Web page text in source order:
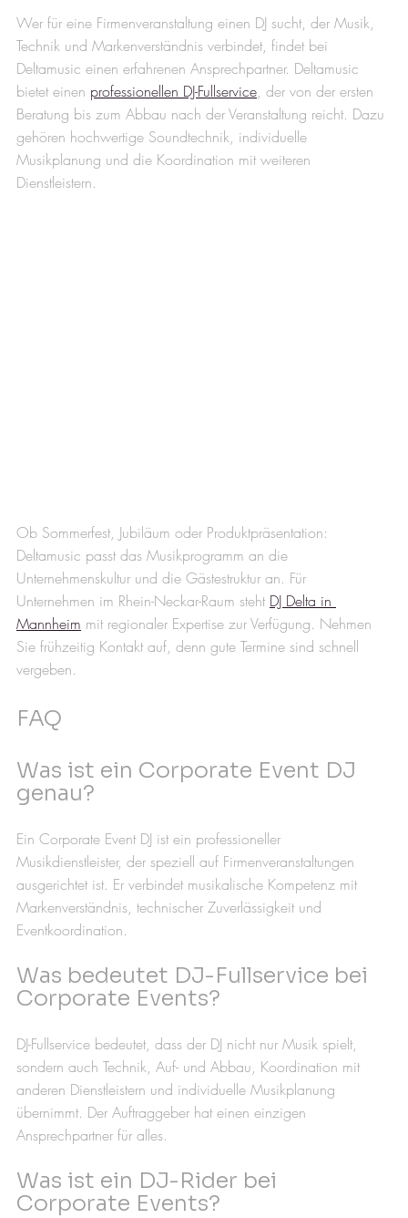
Wer für eine Firmenveranstaltung einen DJ sucht, der Musik,
Technik und Markenverständnis verbindet, findet bei
Deltamusic einen erfahrenen Ansprechpartner. Deltamusic
bietet einen professionellen DJ-Fullservice, der von der ersten
Beratung bis zum Abbau nach der Veranstaltung reicht. Dazu
gehören hochwertige Soundtechnik, individuelle
Musikplanung und die Koordination mit weiteren
Dienstleistern.
Ob Sommerfest, Jubiläum oder Produktpräsentation:
Deltamusic passt das Musikprogramm an die
Unternehmenskultur und die Gästestruktur an. Für
Unternehmen im Rhein-Neckar-Raum steht DJ Delta in
Mannheim mit regionaler Expertise zur Verfügung. Nehmen
Sie frühzeitig Kontakt auf, denn gute Termine sind schnell
vergeben.
FAQ
Was ist ein Corporate Event DJ
genau?
Ein Corporate Event DJ ist ein professioneller
Musikdienstleister, der speziell auf Firmenveranstaltungen
ausgerichtet ist. Er verbindet musikalische Kompetenz mit
Markenverständnis, technischer Zuverlässigkeit und
Eventkoordination.
Was bedeutet DJ-Fullservice bei
Corporate Events?
DJ-Fullservice bedeutet, dass der DJ nicht nur Musik spielt,
sondern auch Technik, Auf- und Abbau, Koordination mit
anderen Dienstleistern und individuelle Musikplanung
übernimmt. Der Auftraggeber hat einen einzigen
Ansprechpartner für alles.
Was ist ein DJ-Rider bei
Corporate Events?